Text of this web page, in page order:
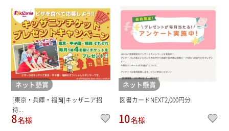
ネット懸賞
[東京・兵庫・福岡]キッザニア招
待...
8名様
ネット懸賞
図書カードNEXT2,000円分
10名様